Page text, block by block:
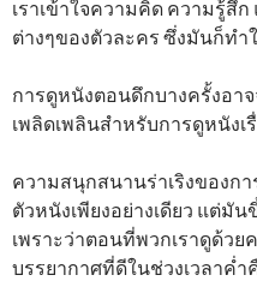
เราเข้าใจความคิด ความรู้สึ
ต่างๆของตัวละคร ซึ่งมันก็ทำ
การดูหนังตอนดึกบางครั้งอา
เพลิดเพลินสำหรับการดูหนัง
ความสนุกสนานร่าเริงของก
ตัวหนังเพียงอย่างเดียว แต่มั
เพราะว่าตอนที่พวกเราดูด้วย
บรรยากาศที่ดีในช่วงเวลาค่ำ